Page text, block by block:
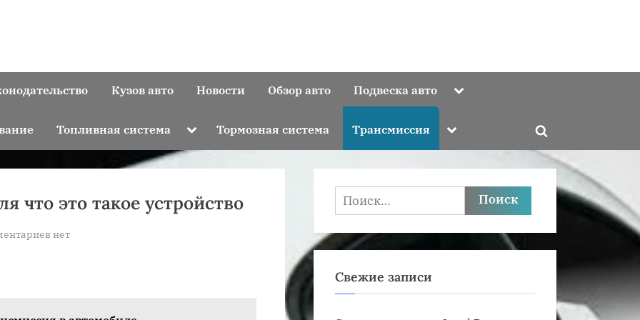
Кузов авто Новости Обзор авто Подвеска авто Toggle
Топливная система Toggle
menu
Тормозная система Трансмиссия Toggle
menu
Toggle
search
что это такое устройство
к
нет
Найти:
Свежие записи